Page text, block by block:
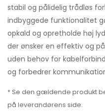
stabil og pålidelig trådløs
indbyggede funktionalitet
opkald og opretholde høj
der ønsker en effektiv og
uden behov for
og forbedrer
* Se den gældende produkt
på leverandørens side.